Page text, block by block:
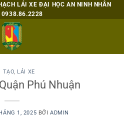
LÁI XE ĐẠI HỌC AN NINH NHÂN
0938.86.2228
TẠO, LÁI XE
Phú Nhuận
1, 2025 BỞI ADMIN